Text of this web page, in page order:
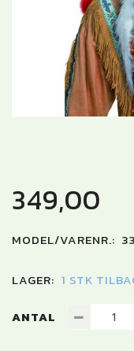
349,00
MODEL/VARENR.:
LAGER: 1 STK
ANTAL